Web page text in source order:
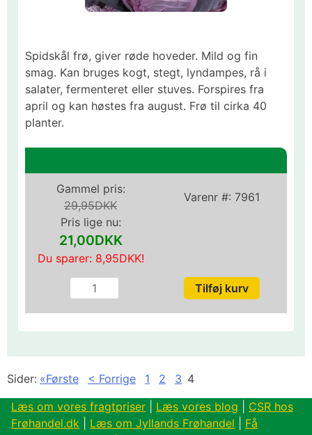
Spidskål frø, giver røde hoveder. Mild og fin
smag. Kan bruges kogt, stegt, lyndampes, rå i
salater, fermenteret eller stuves. Forspires fra
april og kan høstes fra august. Frø til cirka 40
planter.
Varenr #: 7961
Gammel pris:
29,95DKK
Pris lige nu:
21,00DKK
Du sparer: 8,95DKK!
Sider: «Første < Forrige 1 2 3 4
Læs om vores fragtpriser
Læs vores blog
CSR hos
Frøhandel.dk
Læs om Jyllands Frøhandel
Få